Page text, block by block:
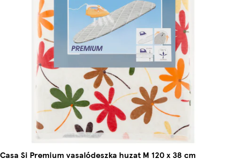
Casa Si Premium vasalódeszka huzat M 120 x 38 cm